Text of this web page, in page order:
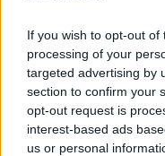
If you wish to opt-out
processing of your
targeted advertising by
section to confirm your
opt-out request is
interest-based ads
us or personal
05/08/2026
Ισόπαλο το πρωτο
Ουρμπίνο